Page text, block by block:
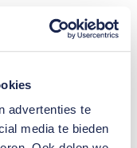
advertenties te
media te bieden